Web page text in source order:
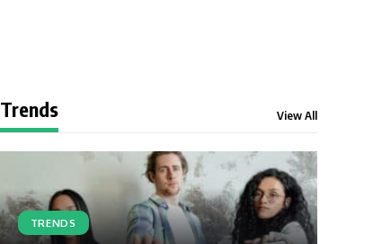
Trends View All
TRENDS